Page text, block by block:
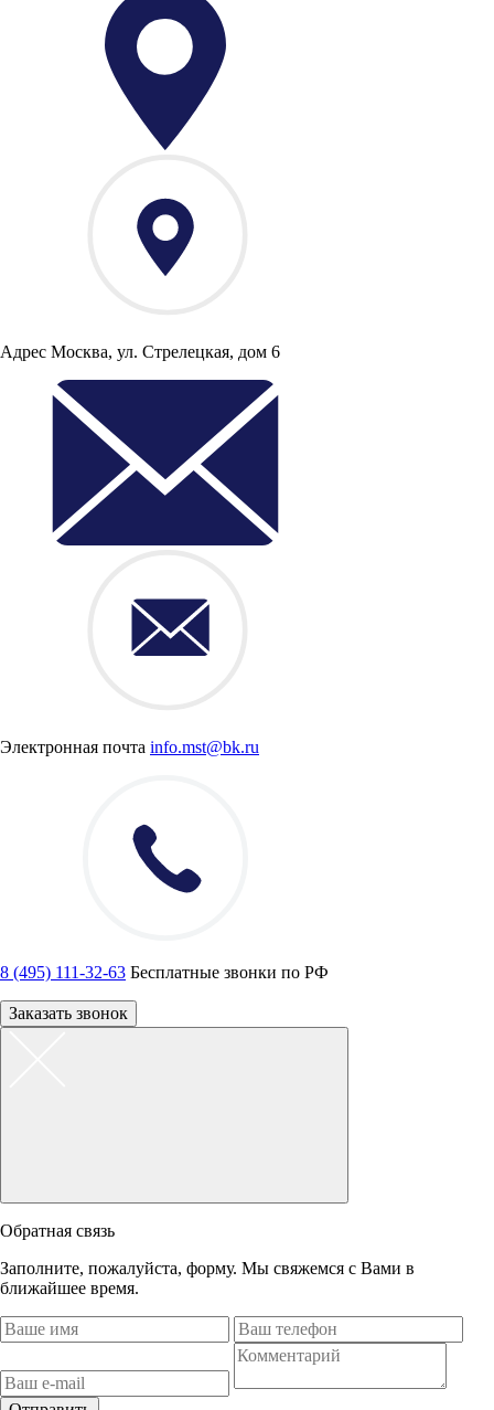
Адрес Москва, ул. Стрелецкая, дом 6
Электронная почта info.mst@bk.ru
8 (495) 111-32-63 Бесплатные звонки по РФ
Заказать звонок
Обратная связь
Заполните, пожалуйста, форму. Мы свяжемся с Вами в
ближайшее время.